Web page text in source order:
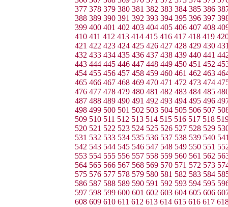
377 378 379 380 381 382 383 384 385 386
388 389 390 391 392 393 394 395 396 397
399 400 401 402 403 404 405 406 407 408
410 411 412 413 414 415 416 417 418 419
421 422 423 424 425 426 427 428 429 430
432 433 434 435 436 437 438 439 440 441
443 444 445 446 447 448 449 450 451 452
454 455 456 457 458 459 460 461 462 463
465 466 467 468 469 470 471 472 473 474
476 477 478 479 480 481 482 483 484 485
487 488 489 490 491 492 493 494 495 496
498 499 500 501 502 503 504 505 506 507
509 510 511 512 513 514 515 516 517 518
520 521 522 523 524 525 526 527 528 529
531 532 533 534 535 536 537 538 539 540
542 543 544 545 546 547 548 549 550 551
553 554 555 556 557 558 559 560 561 562
564 565 566 567 568 569 570 571 572 573
575 576 577 578 579 580 581 582 583 584
586 587 588 589 590 591 592 593 594 595
597 598 599 600 601 602 603 604 605 606
608 609 610 611 612 613 614 615 616 617